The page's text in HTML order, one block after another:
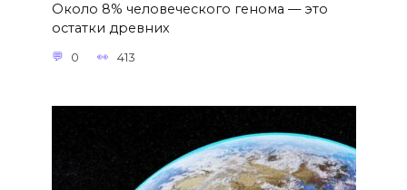
Около 8% человеческого генома — это
остатки древних
0 413